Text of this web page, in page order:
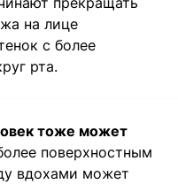
на лице
с более
рта.
тоже может
поверхностным
вдохами может